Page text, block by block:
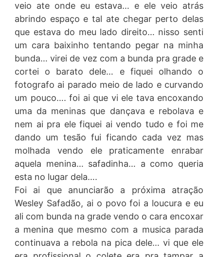
veio ate onde eu estava… e ele veio atrás
abrindo espaço e tal ate chegar perto delas
que estava do meu lado direito… nisso senti
um cara baixinho tentando pegar na minha
bunda… virei de vez com a bunda pra grade e
cortei o barato dele… e fiquei olhando o
fotografo ai parado meio de lado e curvando
um pouco…. foi ai que vi ele tava encoxando
uma da meninas que dançava e rebolava e
nem ai pra ele fiquei ai vendo tudo e foi me
dando um tesão fui ficando cada vez mas
molhada vendo ele praticamente enrabar
aquela menina… safadinha… a como queria
esta no lugar dela….
Foi ai que anunciarão a próxima atração
Wesley Safadão, ai o povo foi a loucura e eu
ali com bunda na grade vendo o cara encoxar
a menina que mesmo com a musica parada
continuava a rebola na pica dele… vi que ele